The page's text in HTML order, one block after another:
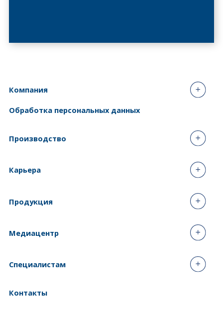
Компания
Обработка персональных данных
Производство
Карьера
Продукция
Медиацентр
Специалистам
Контакты